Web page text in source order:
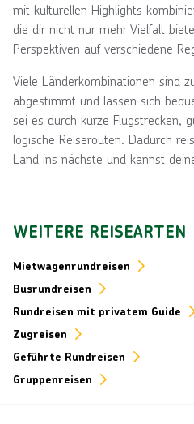
mit kulturellen Highlights
die dir nicht nur mehr Vielfalt
Perspektiven auf verschiedene
Viele Länderkombinationen sind
abgestimmt und lassen sich
sei es durch kurze Flugstrecken,
logische Reiserouten. Dadurch
Land ins nächste und kannst
WEITERE REISEARTEN
Mietwagenrundreisen
Busrundreisen
Rundreisen mit privatem Guide
Zugreisen
Geführte Rundreisen
Gruppenreisen